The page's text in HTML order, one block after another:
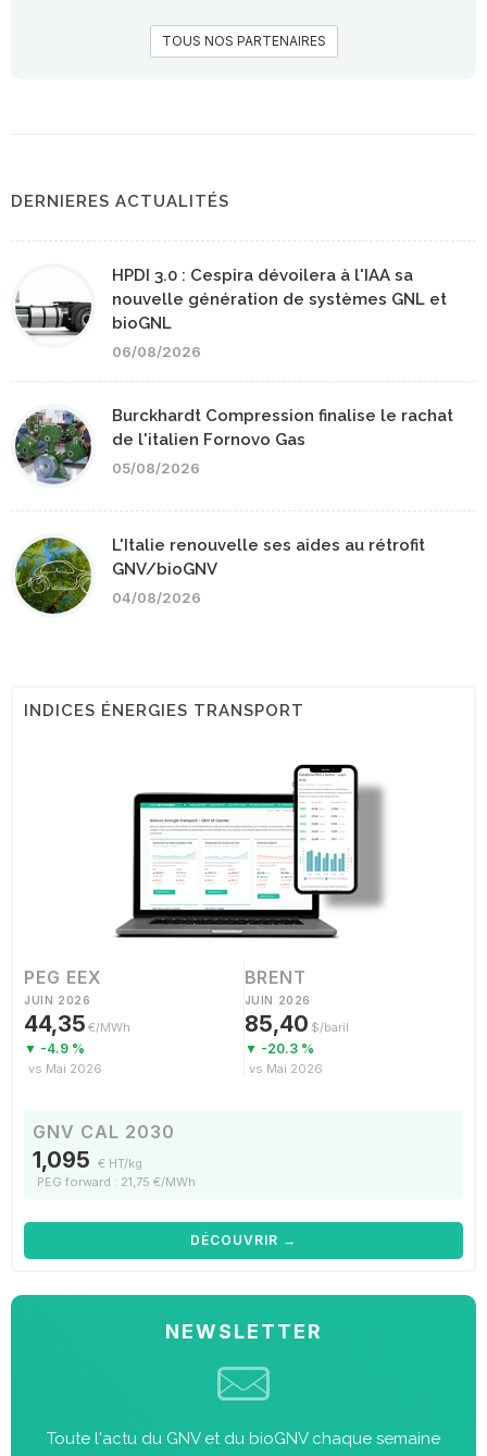
TOUS NOS PARTENAIRES
DERNIERES ACTUALITÉS
HPDI 3.0 : Cespira dévoilera à l'IAA sa
nouvelle génération de systèmes GNL et
bioGNL
06/08/2026
Burckhardt Compression finalise le rachat
de l'italien Fornovo Gas
05/08/2026
L'Italie renouvelle ses aides au rétrofit
GNV/bioGNV
04/08/2026
INDICES ÉNERGIES TRANSPORT
PEG EEX
JUIN 2026
44,35 €/MWh
▼ -4.9 %
vs Mai 2026
BRENT
JUIN 2026
85,40 $/baril
▼ -20.3 %
vs Mai 2026
GNV CAL 2030
1,095 € HT/kg
PEG forward : 21,75 €/MWh
DÉCOUVRIR →
NEWSLETTER
Toute l'actu du GNV et du bioGNV chaque semaine